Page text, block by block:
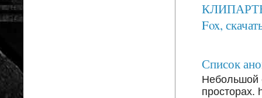
КЛИПАРТЫ:
Fox,
Список
Небольшой
просторах.